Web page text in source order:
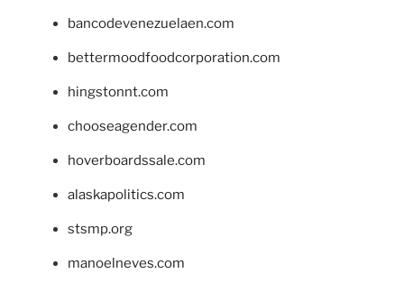
bancodevenezuelaen.com
bettermoodfoodcorporation.com
hingstonnt.com
chooseagender.com
hoverboardssale.com
alaskapolitics.com
stsmp.org
manoelneves.com